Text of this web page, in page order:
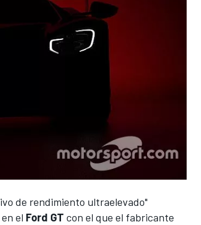
de rendimiento ultraelevado"
el Ford GT con el que el fabricante